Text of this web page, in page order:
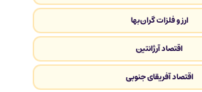
ارز و فلزات گران‌بها
اقتصاد آرژانتین
اقتصاد آفریقای جنوبی